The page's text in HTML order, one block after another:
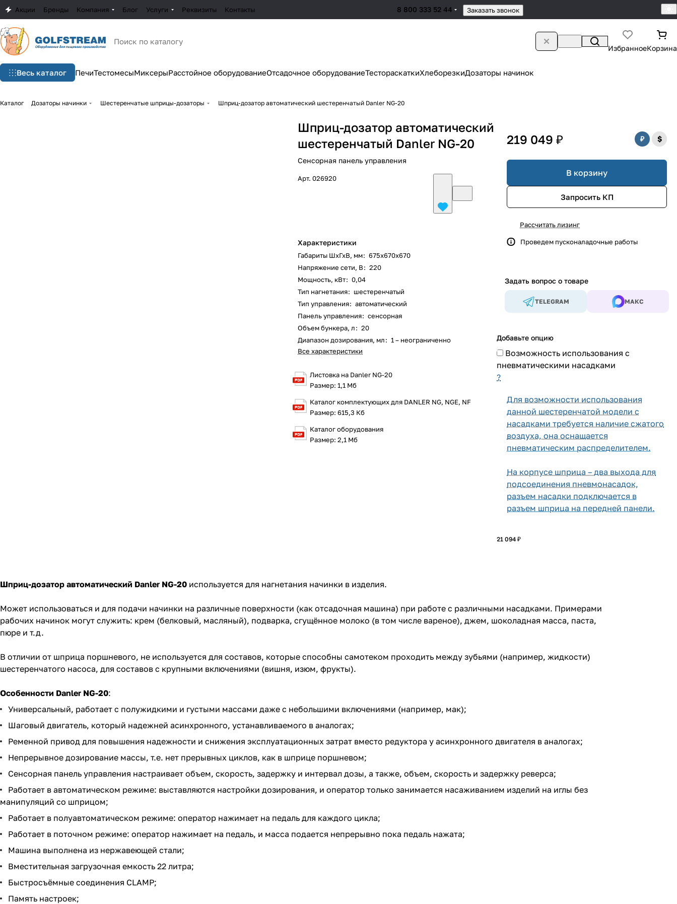
Акции Бренды Компания Блог Услуги Реквизиты Контакты 8 800 333 52 44 Заказать звонок
ИзбранноеКорзина
Весь каталог ПечиТестомесыМиксерыРасстойное оборудованиеОтсадочное оборудованиеТестораскаткиХлеборезкиДозаторы начинок
Каталог Дозаторы начинки Шестеренчатые шприцы-дозаторы Шприц-дозатор автоматический шестеренчатый Danler NG-20
Шприц-дозатор автоматический
шестеренчатый Danler NG-20
Сенсорная панель управления
Арт.026920
Характеристики
Габариты ШхГхВ, мм: 675х670х670
Напряжение сети, В: 220
Мощность, кВт: 0,04
Тип нагнетания: шестеренчатый
Тип управления: автоматический
Панель управления: сенсорная
Объем бункера, л: 20
Диапазон дозирования, мл: 1 – неограниченно
Все характеристики
Листовка на Danler NG-20
Размер: 1,1 Мб
Каталог комплектующих для DANLER NG, NGE, NF
Размер: 615,3 Кб
Каталог оборудования
Размер: 2,1 Мб
219 049 ₽
В корзину
Запросить КП
Рассчитать лизинг
Проведем пусконаладочные работы
Задать вопрос о товаре
TELEGRAM МАКС
Добавьте опцию
Возможность использования с
пневматическими насадками
?
Для возможности использования
данной шестеренчатой модели с
насадками требуется наличие сжатого
воздуха, она оснащается
пневматическим распределителем.
На корпусе шприца – два выхода для
подсоединения пневмонасадок,
разъем насадки подключается в
разъем шприца на передней панели.
21 094 ₽
Шприц-дозатор автоматический Danler NG-20 используется для нагнетания начинки в изделия.
Может использоваться и для подачи начинки на различные поверхности (как отсадочная машина) при работе с различными насадками. Примерами
рабочих начинок могут служить: крем (белковый, масляный), подварка, сгущённое молоко (в том числе вареное), джем, шоколадная масса, паста,
пюре и т.д.
В отличии от шприца поршневого, не используется для составов, которые способны самотеком проходить между зубьями (например, жидкости)
шестеренчатого насоса, для составов с крупными включениями (вишня, изюм, фрукты).
Особенности Danler NG-20:
Универсальный, работает с полужидкими и густыми массами даже с небольшими включениями (например, мак);
Шаговый двигатель, который надежней асинхронного, устанавливаемого в аналогах;
Ременной привод для повышения надежности и снижения эксплуатационных затрат вместо редуктора у асинхронного двигателя в аналогах;
Непрерывное дозирование массы, т.е. нет прерывных циклов, как в шприце поршневом;
Сенсорная панель управления настраивает объем, скорость, задержку и интервал дозы, а также, объем, скорость и задержку реверса;
Работает в автоматическом режиме: выставляются настройки дозирования, и оператор только занимается насаживанием изделий на иглы без
манипуляций со шприцом;
Работает в полуавтоматическом режиме: оператор нажимает на педаль для каждого цикла;
Работает в поточном режиме: оператор нажимает на педаль, и масса подается непрерывно пока педаль нажата;
Машина выполнена из нержавеющей стали;
Вместительная загрузочная емкость 22 литра;
Быстросъёмные соединения CLAMP;
Память настроек;